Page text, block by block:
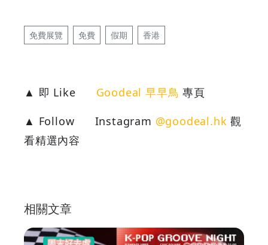
免費展覽 免費 假期 香港
▲ 即 Like Goodeal 早早鳥 專頁
▲ Follow
Instagram @goodeal.hk 觀
看精選內容
相關文章